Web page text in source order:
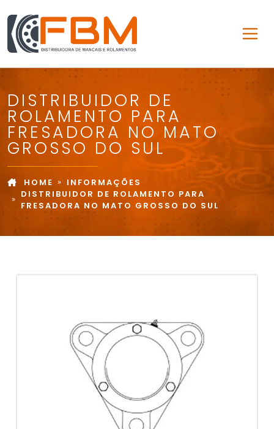
DISTRIBUIDOR DE
ROLAMENTO PARA
FRESADORA NO MATO
GROSSO DO SUL
HOME
INFORMAÇÕES
DISTRIBUIDOR DE ROLAMENTO PARA
FRESADORA NO MATO GROSSO DO SUL